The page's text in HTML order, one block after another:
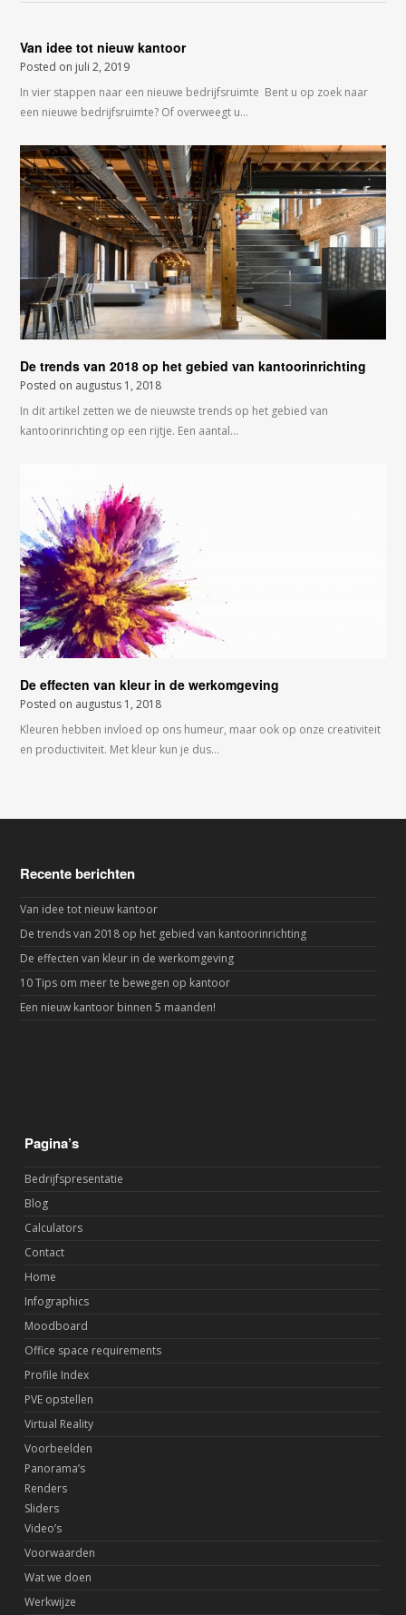
Van idee tot nieuw kantoor
Posted on juli 2, 2019
In vier stappen naar een nieuwe bedrijfsruimte Bent u op zoek naar
een nieuwe bedrijfsruimte? Of overweegt u…
De trends van 2018 op het gebied van kantoorinrichting
Posted on augustus 1, 2018
In dit artikel zetten we de nieuwste trends op het gebied van
kantoorinrichting op een rijtje. Een aantal…
De effecten van kleur in de werkomgeving
Posted on augustus 1, 2018
Kleuren hebben invloed op ons humeur, maar ook op onze creativiteit
en productiviteit. Met kleur kun je dus…
Recente berichten
Van idee tot nieuw kantoor
De trends van 2018 op het gebied van kantoorinrichting
De effecten van kleur in de werkomgeving
10 Tips om meer te bewegen op kantoor
Een nieuw kantoor binnen 5 maanden!
Pagina’s
Bedrijfspresentatie
Blog
Calculators
Contact
Home
Infographics
Moodboard
Office space requirements
Profile Index
PVE opstellen
Virtual Reality
Voorbeelden
Panorama’s
Renders
Sliders
Video’s
Voorwaarden
Wat we doen
Werkwijze